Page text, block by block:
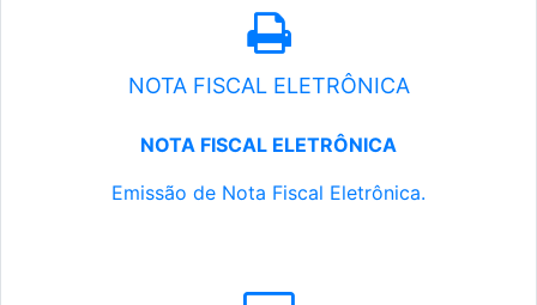
NOTA FISCAL ELETRÔNICA
NOTA FISCAL ELETRÔNICA
Emissão de Nota Fiscal Eletrônica.